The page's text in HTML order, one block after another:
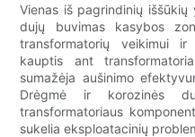
Vienas iš pagrindinių
dujų buvimas kasybos
transformatorių veikimui
kauptis ant
sumažėja aušinimo
Drėgmė ir korozinės
transformatoriaus
sukelia eksploatacinių